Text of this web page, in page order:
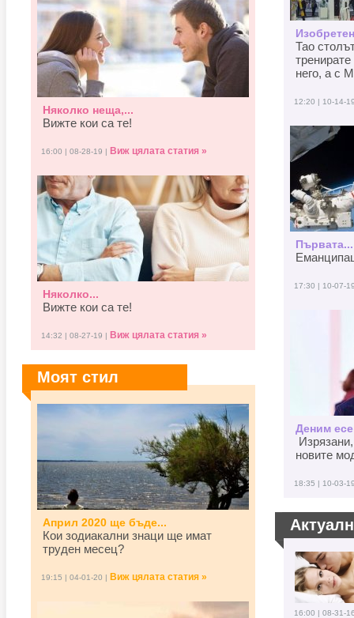
Няколко неща,...
Вижте кои са те!
16:00 | 08-28-19 | Виж цялата статия »
Няколко...
Вижте кои са те!
14:32 | 08-27-19 | Виж цялата статия »
Моят стил
Април 2020 ще бъде...
Кои зодиакални знаци ще имат
труден месец?
19:15 | 04-01-20 | Виж цялата статия »
Тао
него, а с
12:20 | 10-14-
Първата...
17:30 | 10-07-
Деним
новите
18:35 | 10-03-
16:00 | 08-31-